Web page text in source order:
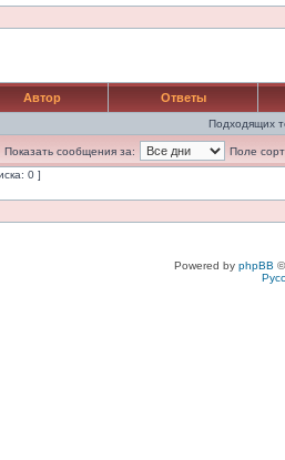
Автор Ответы
Подходящих
Показать сообщения за:
Поле
0 ]
Powered by phpBB